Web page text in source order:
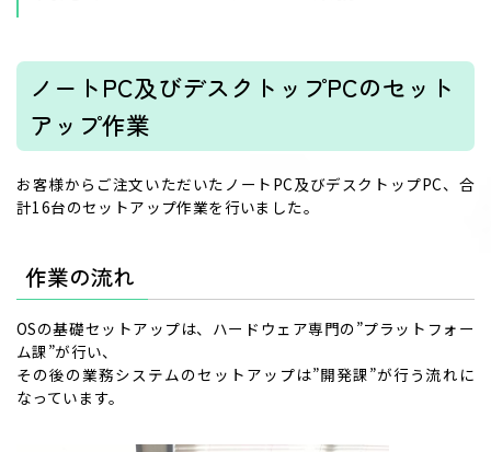
ノートPC及びデスクトップPCのセット
アップ作業
お客様からご注文いただいたノートPC及びデスクトップPC、合
計16台のセットアップ作業を行いました。
作業の流れ
OSの基礎セットアップは、ハードウェア専門の”プラットフォー
ム課”が行い、
その後の業務システムのセットアップは”開発課”が行う流れに
なっています。